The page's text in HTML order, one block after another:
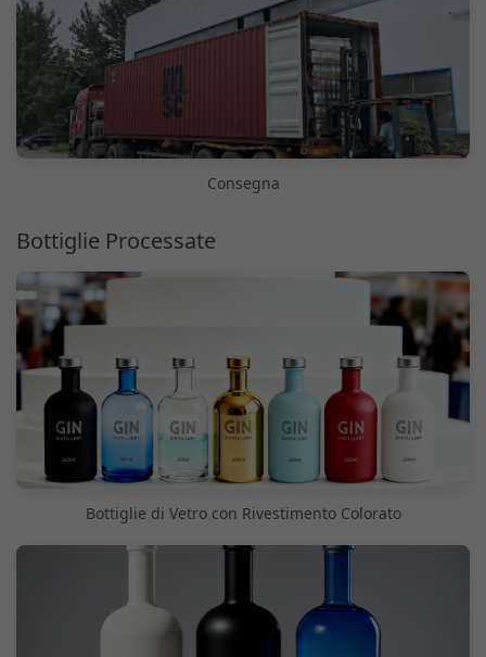
Consegna
Bottiglie Processate
Bottiglie di Vetro con Rivestimento Colorato